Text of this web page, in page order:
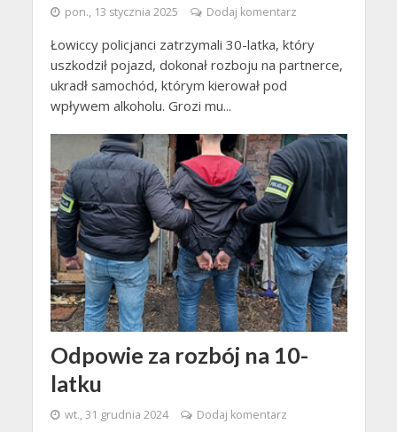
pon., 13 stycznia 2025 Dodaj komentarz
Łowiccy policjanci zatrzymali 30-latka, który
uszkodził pojazd, dokonał rozboju na partnerce,
ukradł samochód, którym kierował pod
wpływem alkoholu. Grozi mu...
Odpowie za rozbój na 10-
latku
wt., 31 grudnia 2024 Dodaj komentarz